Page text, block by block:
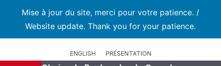
Mise à jour du site, merci pour votre patience. /
Website update. Thank you for your patience.
ENGLISH PRÉSENTATION